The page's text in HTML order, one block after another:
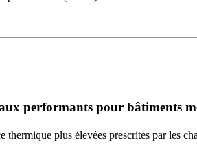
performants pour bâtiments
thermique plus élevées prescrites par les